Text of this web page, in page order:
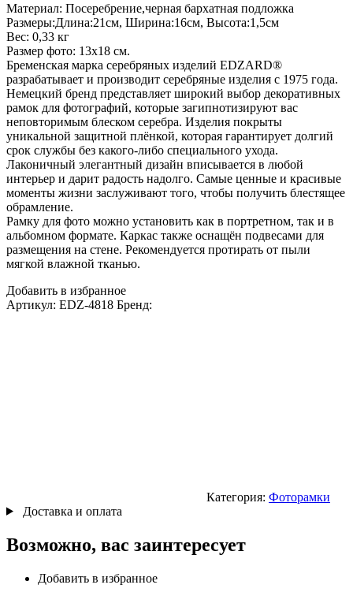
Материал: Посеребрение,черная бархатная подложка
Размеры:Длина:21см, Ширина:16см, Высота:1,5см
Вес: 0,33 кг
Размер фото: 13х18 см.
Бременская марка серебряных изделий EDZARD®
разрабатывает и производит серебряные изделия с 1975 года.
Немецкий бренд представляет широкий выбор декоративных
рамок для фотографий, которые загипнотизируют вас
неповторимым блеском серебра. Изделия покрыты
уникальной защитной плёнкой, которая гарантирует долгий
срок службы без какого-либо специального ухода.
Лаконичный элегантный дизайн вписывается в любой
интерьер и дарит радость надолго. Самые ценные и красивые
моменты жизни заслуживают того, чтобы получить блестящее
обрамление.
Рамку для фото можно установить как в портретном, так и в
альбомном формате. Каркас также оснащён подвесами для
размещения на стене. Рекомендуется протирать от пыли
мягкой влажной тканью.
Добавить в избранное
Артикул: EDZ-4818 Бренд:
Категория: Фоторамки
Доставка и оплата
Возможно, вас заинтересует
Добавить в избранное